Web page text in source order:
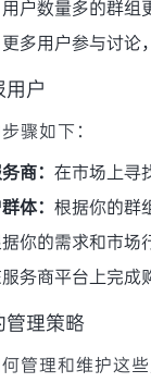
用户数量多的群组
更多用户参与讨论
用户
骤如下：
商： 在市场上寻
体： 根据你的群
你的需求和市场
务商平台上完成
管理策略
管理和维护这些